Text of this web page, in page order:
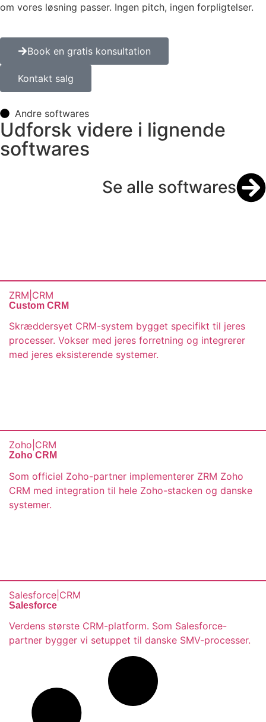
om vores løsning passer. Ingen pitch, ingen forpligtelser.
Book en gratis konsultation
Kontakt salg
Andre softwares
Udforsk videre i lignende
softwares
Se alle softwares
ZRM CRM
Custom CRM
Skræddersyet CRM-system bygget specifikt til jeres
processer. Vokser med jeres forretning og integrerer
med jeres eksisterende systemer.
Zoho CRM
Zoho CRM
Som officiel Zoho-partner implementerer ZRM Zoho
CRM med integration til hele Zoho-stacken og danske
systemer.
Salesforce CRM
Salesforce
Verdens største CRM-platform. Som Salesforce-
partner bygger vi setuppet til danske SMV-processer.